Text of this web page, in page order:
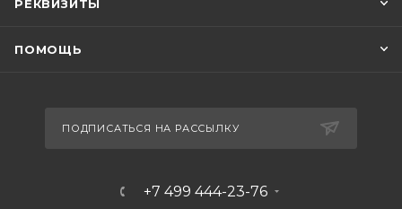
РЕКВИЗИТЫ
ПОМОЩЬ
ПОДПИСАТЬСЯ НА РАССЫЛКУ
+7 499 444-23-76